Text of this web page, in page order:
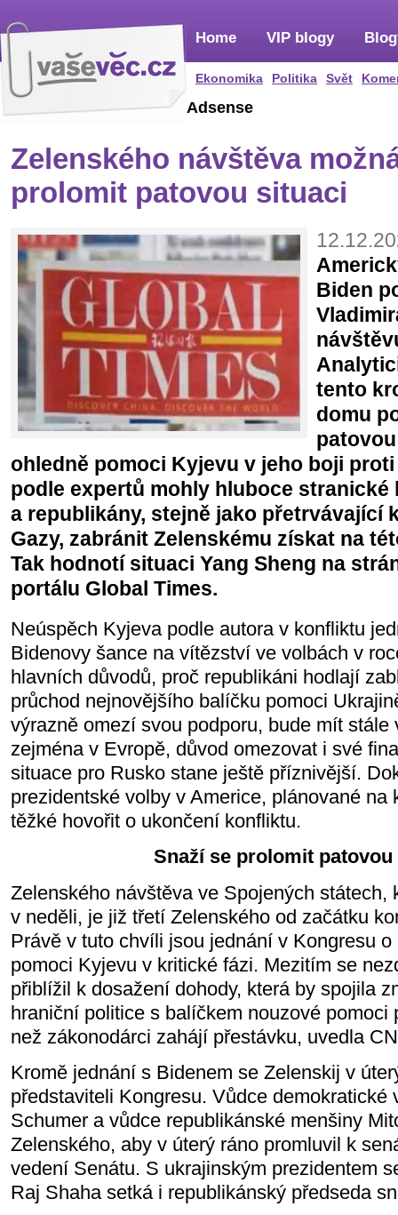
Home
Ekonomika Politika Svět
VIP blogy
Adsense
Zelenského návštěva
prolomit patovou situaci
Biden
tento
domu
ohledně pomoci Kyjevu v jeho boji
podle expertů mohly hluboce stranické
a republikány, stejně jako přetrvávající
Gazy, zabránit Zelenskému získat na
Tak hodnotí situaci Yang Sheng na
portálu Global Times.
Neúspěch Kyjeva podle autora v konfliktu
Bidenovy šance na vítězství ve volbách v
hlavních důvodů, proč republikáni hodlají
průchod nejnovějšího balíčku pomoci
výrazně omezí svou podporu, bude mít stále
zejména v Evropě, důvod omezovat i své
situace pro Rusko stane ještě příznivější.
prezidentské volby v Americe, plánované na
těžké hovořit o ukončení konfliktu.
Snaží se prolomit
Zelenského návštěva ve Spojených státech,
v neděli, je již třetí Zelenského od začátku
Právě v tuto chvíli jsou jednání v Kongresu
pomoci Kyjevu v kritické fázi. Mezitím se
přiblížil k dosažení dohody, která by spojila
hraniční politice s balíčkem nouzové pomoci
než zákonodárci zahájí přestávku, uvedla
Kromě jednání s Bidenem se Zelenskij v
představiteli Kongresu. Vůdce demokratické
Schumer a vůdce republikánské menšiny
Zelenského, aby v úterý ráno promluvil k
vedení Senátu. S ukrajinským prezidentem
Raj Shaha setká i republikánský předseda